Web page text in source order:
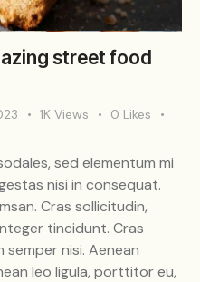
street food
1K Views 0 Likes
sed elementum mi
nisi in consequat.
Cras sollicitudin,
tincidunt. Cras
semper nisi. Aenean
leo ligula, porttitor eu,